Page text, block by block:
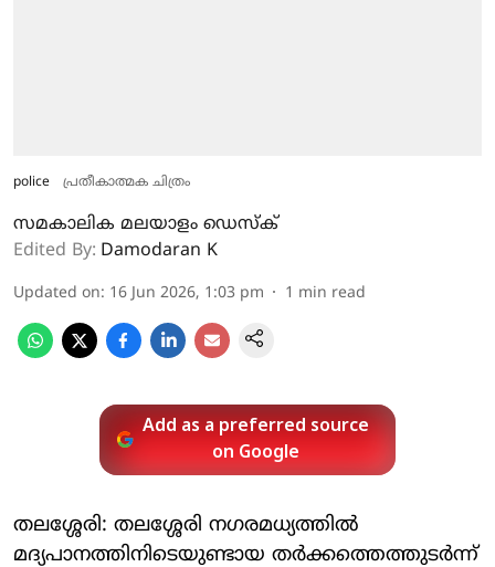
police പ്രതീകാത്മക ചിത്രം
സമകാലിക മലയാളം ഡെസ്ക്
Edited By: Damodaran K
Updated on: 16 Jun 2026, 1:03 pm 1 min read
Add as a preferred source
on Google
തലശ്ശേരി: തലശ്ശേരി നഗരമധ്യത്തിൽ
മദ്യപാനത്തിനിടെയുണ്ടായ തർക്കത്തെത്തുടർന്ന്